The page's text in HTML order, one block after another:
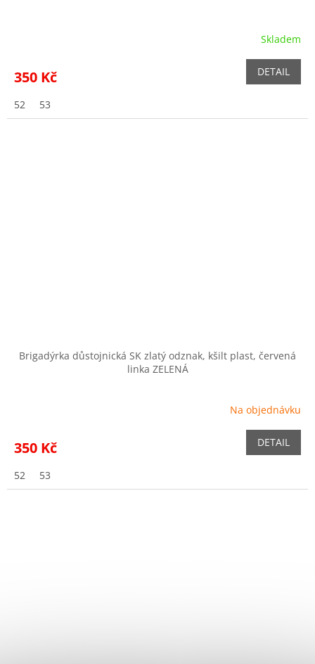
Skladem
350 Kč DETAIL
52 53
Brigadýrka důstojnická SK zlatý odznak, kšilt plast, červená
linka ZELENÁ
Na objednávku
350 Kč DETAIL
52 53